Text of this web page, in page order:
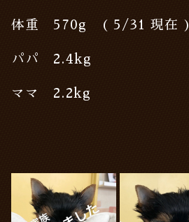
体重 570g ( 5/31 現在 )
パパ 2.4kg
ママ 2.2kg